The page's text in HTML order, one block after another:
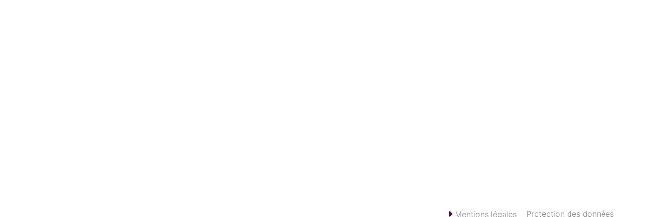
Mentions légales Protection des données